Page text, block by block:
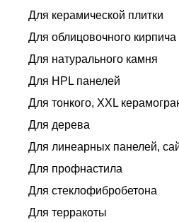
Для керамической плитки
Для облицовочного кирпича
Для натурального камня
Для HPL панелей
Для тонкого, XXL
Для дерева
Для линеарных панелей,
Для профнастила
Для стеклофибробетона
Для терракоты